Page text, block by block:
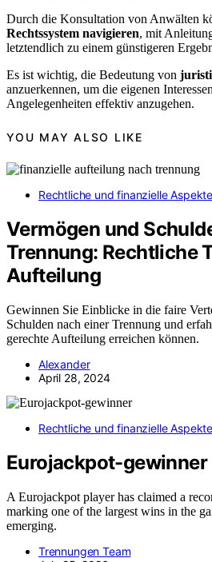
Durch die Konsultation von Anwälten
Rechtssystem navigieren, mit
letztendlich zu einem günstigeren
Es ist wichtig, die Bedeutung von
anzuerkennen, um die eigenen
Angelegenheiten effektiv anzugehen.
YOU MAY ALSO LIKE
Rechtliche und finanzielle
Vermögen und
Trennung: Rechtliche
Aufteilung
Gewinnen Sie Einblicke in die faire
Schulden nach einer Trennung und
gerechte Aufteilung erreichen können.
Alexander
April 28, 2024
Rechtliche und finanzielle
Eurojackpot-gewinner
A Eurojackpot player has claimed a
marking one of the largest wins in the
emerging.
Trennungen Team